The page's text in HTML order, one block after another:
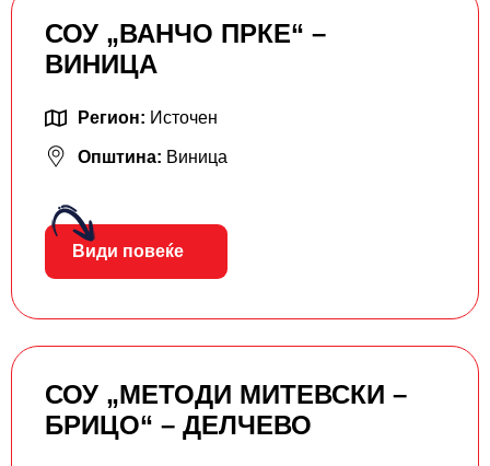
СОУ „ВАНЧО ПРКЕ“ –
ВИНИЦА
Регион: Источен
Општина: Виница
Види повеќе
СОУ „МЕТОДИ МИТЕВСКИ –
БРИЦО“ – ДЕЛЧЕВО